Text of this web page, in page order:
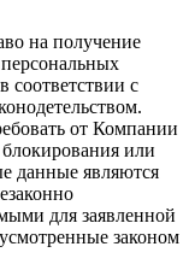
на получение
соответствии с
от Компании
или
данные являются
для заявленной
законом